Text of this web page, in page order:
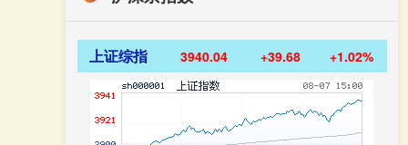
上证综指 3940.04 +39.68 +1.02%